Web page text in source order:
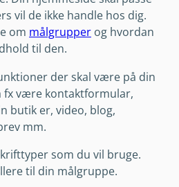
vil de ikke handle hos dig.
om målgrupper og hvordan
til den.
der skal være på din
fx være kontaktformular,
butik er, video, blog,
mm.
som du vil bruge.
til din målgruppe.